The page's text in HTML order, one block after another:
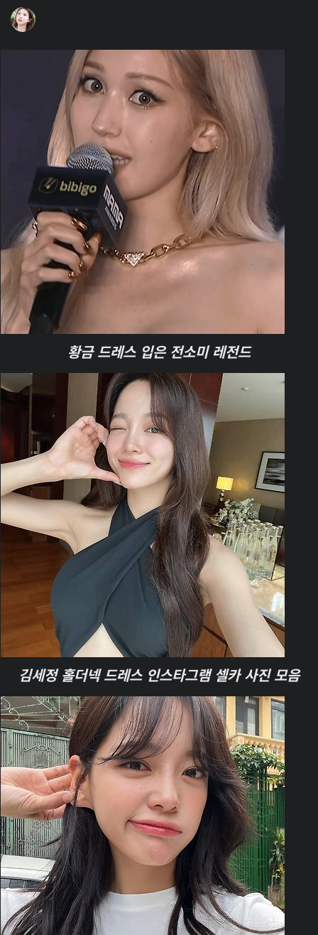
황금 드레스 입은 전소미 레전드
김세정 홀더넥 드레스 인스타그램 셀카 사진 모음